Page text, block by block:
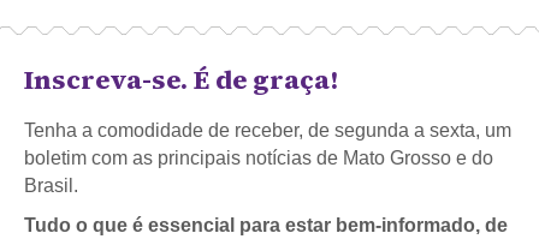
Inscreva-se. É de graça!
Tenha a comodidade de receber, de segunda a sexta, um
boletim com as principais notícias de Mato Grosso e do
Brasil.
Tudo o que é essencial para estar bem-informado, de